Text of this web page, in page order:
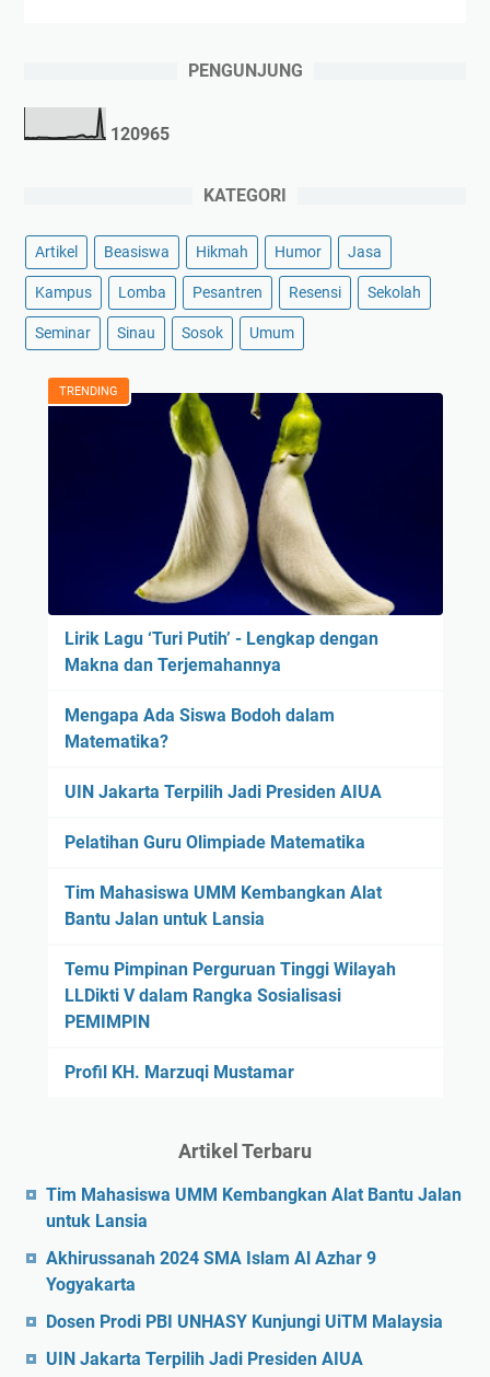
PENGUNJUNG
120965
KATEGORI
Artikel Beasiswa Hikmah Humor Jasa
Kampus Lomba Pesantren Resensi Sekolah
Seminar Sinau Sosok Umum
TRENDING
Lirik Lagu ‘Turi Putih’ - Lengkap dengan
Makna dan Terjemahannya
Mengapa Ada Siswa Bodoh dalam
Matematika?
UIN Jakarta Terpilih Jadi Presiden AIUA
Pelatihan Guru Olimpiade Matematika
Tim Mahasiswa UMM Kembangkan Alat
Bantu Jalan untuk Lansia
Temu Pimpinan Perguruan Tinggi Wilayah
LLDikti V dalam Rangka Sosialisasi
PEMIMPIN
Profil KH. Marzuqi Mustamar
Artikel Terbaru
Tim Mahasiswa UMM Kembangkan Alat Bantu Jalan
untuk Lansia
Akhirussanah 2024 SMA Islam Al Azhar 9
Yogyakarta
Dosen Prodi PBI UNHASY Kunjungi UiTM Malaysia
UIN Jakarta Terpilih Jadi Presiden AIUA